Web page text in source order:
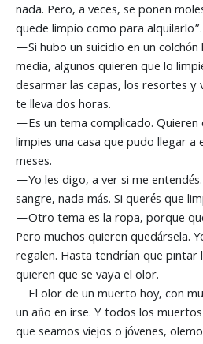
nada. Pero, a veces, se ponen
quede limpio como para alquilarlo”.
—Si hubo un suicidio en un
media, algunos quieren que lo
desarmar las capas, los resortes y
te lleva dos horas.
—Es un tema complicado. Quieren
limpies una casa que pudo llegar a
meses.
—Yo les digo, a ver si me
sangre, nada más. Si querés que
—Otro tema es la ropa, porque
Pero muchos quieren quedársela.
regalen. Hasta tendrían que pintar
quieren que se vaya el olor.
—El olor de un muerto hoy, con
un año en irse. Y todos los
que seamos viejos o jóvenes,